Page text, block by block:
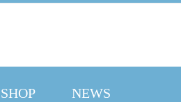
SHOP NEWS